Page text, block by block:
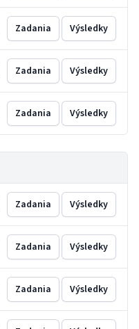
Zadania Výsledky
Zadania Výsledky
Zadania Výsledky
Zadania Výsledky
Zadania Výsledky
Zadania Výsledky